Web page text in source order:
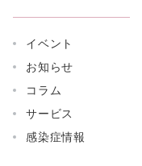
イベント
お知らせ
コラム
サービス
感染症情報